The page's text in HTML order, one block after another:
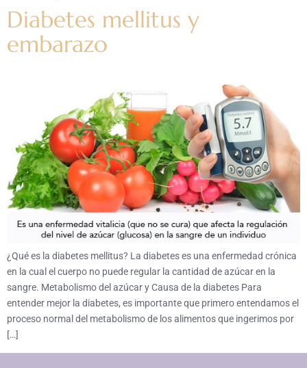
Diabetes mellitus y
embarazo
¿Qué es la diabetes mellitus? La diabetes es una enfermedad crónica
en la cual el cuerpo no puede regular la cantidad de azúcar en la
sangre. Metabolismo del azúcar y Causa de la diabetes Para
entender mejor la diabetes, es importante que primero entendamos el
proceso normal del metabolismo de los alimentos que ingerimos por
[…]